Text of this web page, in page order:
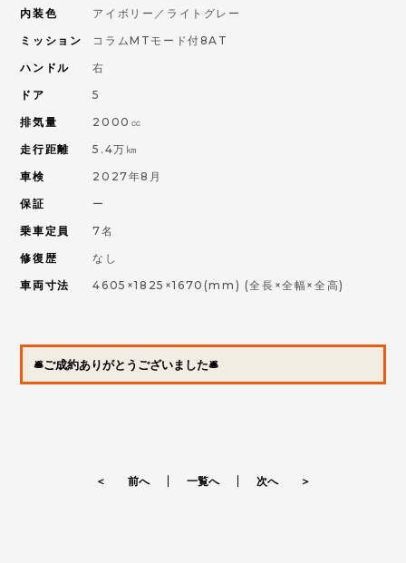
PIKE CAR
パイクカー
内装色
ミッション
ハンドル
ドア
排気量
走行距離
車検
保証
乗車定員
修復歴
車両寸法
アイボリー／ライトグレー
コラムMTモード付8AT
右
5
2000㏄
5.4万㎞
2027年8月
ー
7名
なし
4605×1825×1670(mm) (全長×全幅×全高)
🛎ご成約ありがとうございました🛎
＜ 前へ 一覧へ 次へ ＞